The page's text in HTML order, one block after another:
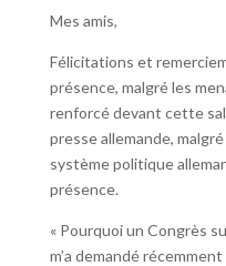
Mes amis,
Félicitations et
présence, malgré les
renforcé devant cette
presse allemande,
système politique
présence.
« Pourquoi un Congrès
m’a demandé